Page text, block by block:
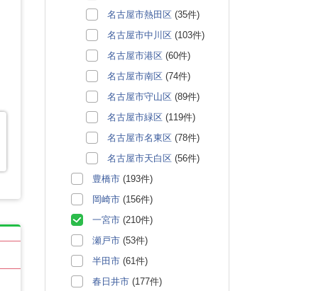
名古屋市熱田区 (35件)
名古屋市中川区 (103件)
名古屋市港区 (60件)
名古屋市南区 (74件)
名古屋市守山区 (89件)
名古屋市緑区 (119件)
名古屋市名東区 (78件)
名古屋市天白区 (56件)
豊橋市 (193件)
岡崎市 (156件)
一宮市 (210件)
瀬戸市 (53件)
半田市 (61件)
春日井市 (177件)